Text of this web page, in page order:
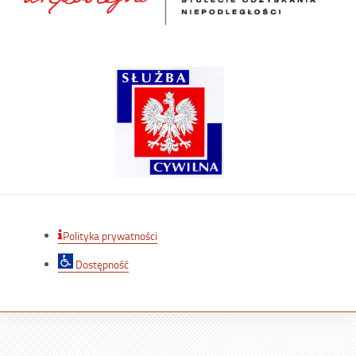
Polityka prywatności
Dostępność